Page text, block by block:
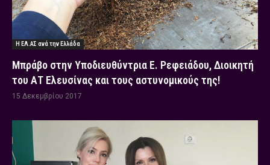
Η ΕΛ.ΑΣ ανά την Ελλάδα
Μπράβο στην Υποδιευθύντρια Ε. Ρεφειάδου, Διοικητή
του ΑΤ Ελευσίνας και τους αστυνομικούς της!
15 Δεκεμβρίου 2017